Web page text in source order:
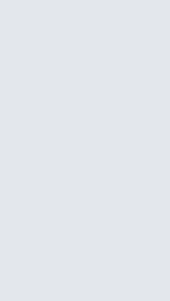
de 50 MO
que ces informations puissent être
infolettre, etc.)